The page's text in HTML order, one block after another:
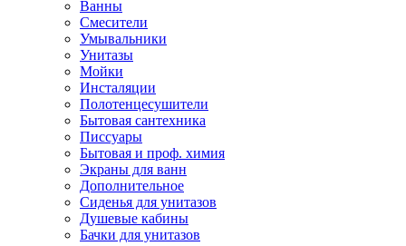
Ванны
Смесители
Умывальники
Унитазы
Мойки
Инсталяции
Полотенцесушители
Бытовая сантехника
Писсуары
Бытовая и проф. химия
Экраны для ванн
Дополнительное
Сиденья для унитазов
Душевые кабины
Бачки для унитазов